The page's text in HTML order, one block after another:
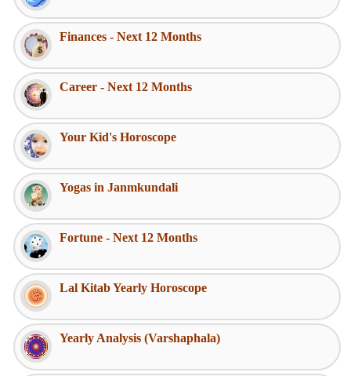
Finances - Next 12 Months
Career - Next 12 Months
Your Kid's Horoscope
Yogas in Janmkundali
Fortune - Next 12 Months
Lal Kitab Yearly Horoscope
Yearly Analysis (Varshaphala)